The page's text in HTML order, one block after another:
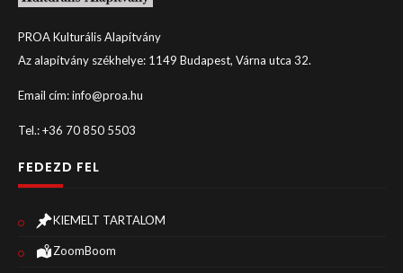
PROA Kulturális Alapítvány
Az alapítvány székhelye: 1149 Budapest, Várna utca 32.
Email cím: info@proa.hu
Tel.: +36 70 850 5503
FEDEZD FEL
KIEMELT TARTALOM
ZoomBoom